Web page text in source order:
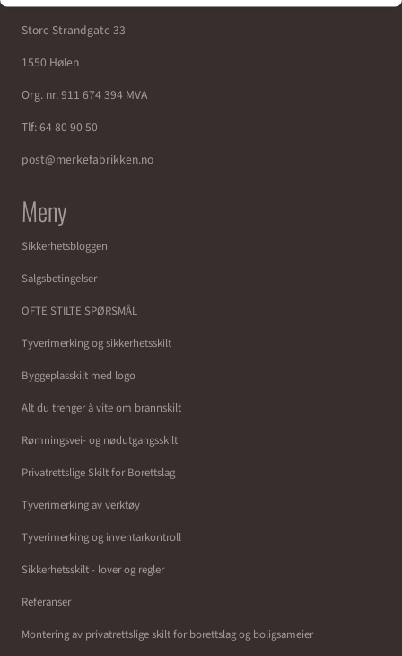
Store Strandgate 33
1550 Hølen
Org. nr. 911 674 394 MVA
Tlf:64 80 90 50
post@merkefabrikken.no
Meny
Sikkerhetsbloggen
Salgsbetingelser
OFTE STILTE SPØRSMÅL
Tyverimerking og sikkerhetsskilt
Byggeplasskilt med logo
Alt du trenger å vite om brannskilt
Rømningsvei- og nødutgangsskilt
Privatrettslige Skilt for Borettslag
Tyverimerking av verktøy
Tyverimerking og inventarkontroll
Sikkerhetsskilt - lover og regler
Referanser
Montering av privatrettslige skilt for borettslag og boligsameier